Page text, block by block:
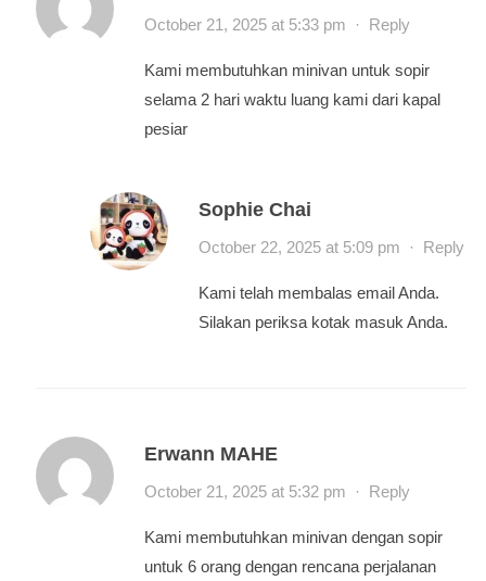
October 21, 2025 at 5:33 pm · Reply
Kami membutuhkan minivan untuk sopir
selama 2 hari waktu luang kami dari kapal
pesiar
Sophie Chai
October 22, 2025 at 5:09 pm · Reply
Kami telah membalas email Anda.
Silakan periksa kotak masuk Anda.
Erwann MAHE
October 21, 2025 at 5:32 pm · Reply
Kami membutuhkan minivan dengan sopir
untuk 6 orang dengan rencana perjalanan